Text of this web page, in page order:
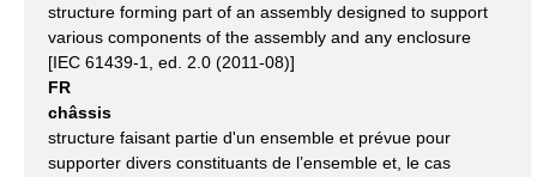
structure forming part of an assembly designed to support
various components of the assembly and any enclosure
[IEC 61439-1, ed. 2.0 (2011-08)]
FR
châssis
structure faisant partie d'un ensemble et prévue pour
supporter divers constituants de l’ensemble et, le cas